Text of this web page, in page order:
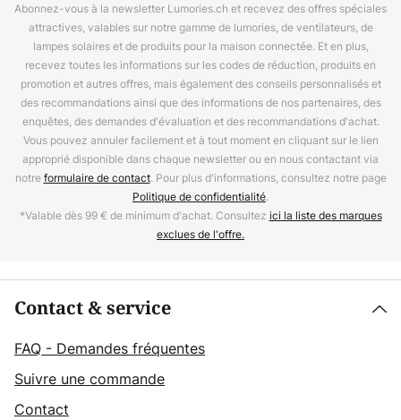
Abonnez-vous à la newsletter Lumories.ch et recevez des offres spéciales
attractives, valables sur notre gamme de lumories, de ventilateurs, de
lampes solaires et de produits pour la maison connectée. Et en plus,
recevez toutes les informations sur les codes de réduction, produits en
promotion et autres offres, mais également des conseils personnalisés et
des recommandations ainsi que des informations de nos partenaires, des
enquêtes, des demandes d'évaluation et des recommandations d'achat.
Vous pouvez annuler facilement et à tout moment en cliquant sur le lien
approprié disponible dans chaque newsletter ou en nous contactant via
notreformulaire de contact. Pour plus d'informations, consultez notre page
Politique de confidentialité.
*Valable dès 99 € de minimum d'achat. Consultez ici la liste des marques
exclues de l'offre.
Contact & service
FAQ - Demandes fréquentes
Suivre une commande
Contact